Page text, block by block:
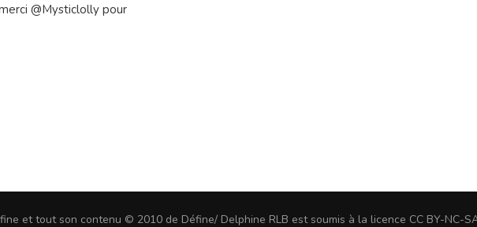
@Mysticlolly pour
et tout son contenu © 2010 de Défine/ Delphine RLB est soumis à la licence CC BY-NC-